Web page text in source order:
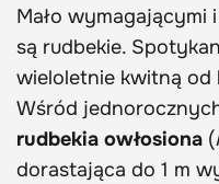
Mało wymagającymi
są rudbekie.
wieloletnie kwitną od
Wśród
rudbekia owłosiona (
dorastająca do 1 m